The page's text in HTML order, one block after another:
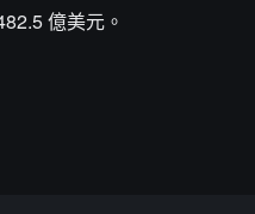
億美元。